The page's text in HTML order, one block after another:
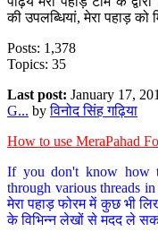
की उपलब्धियां, मेरा पहाड़ को
Posts: 1,378
Topics: 35
Last post: January 17,
G... byविनोद सिंह गढ़िया
How to use MeraPahad
If you don't know how
through various threads
मेरा पहाड़ फोरम में कुछ भी
के विभिन्न लेखों से मदद ले